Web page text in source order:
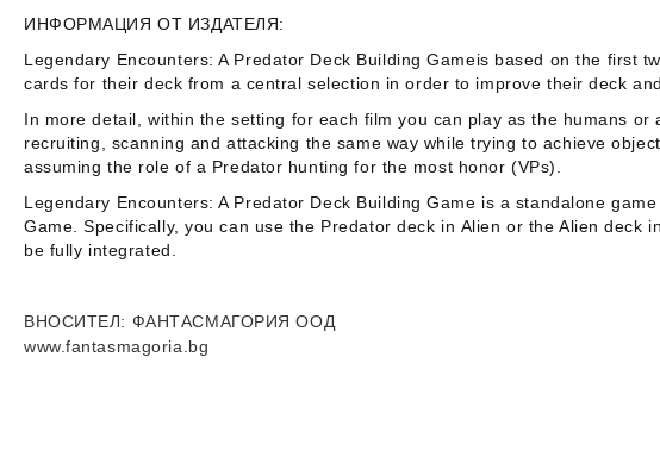
ИНФОРМАЦИЯ ОТ ИЗДАТЕЛЯ:
Legendary Encounters: A Predator Deck Building Gameis based on the first
cards for their deck from a central selection in order to improve their deck
In more detail, within the setting for each film you can play as the humans or
recruiting, scanning and attacking the same way while trying to achieve
assuming the role of a Predator hunting for the most honor (VPs).
Legendary Encounters: A Predator Deck Building Game is a standalone
Game . Specifically, you can use the Predator deck in Alien or the Alien deck in
be fully integrated.
ВНОСИТЕЛ: ФАНТАСМАГОРИЯ ООД
www.fantasmagoria.bg